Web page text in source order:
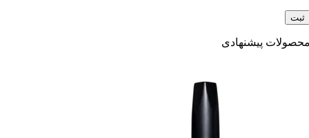
پیشنهادی